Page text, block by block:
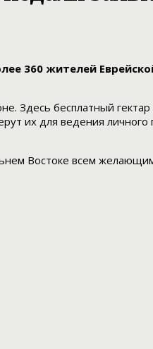
360 жителей
Здесь бесплатный
их для ведения
Востоке всем